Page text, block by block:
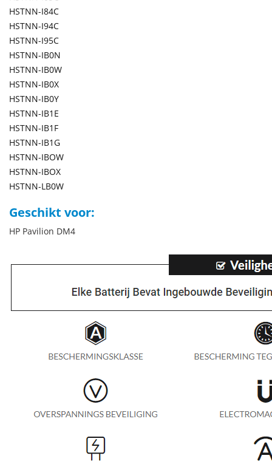
HSTNN-I84C
HSTNN-I94C
HSTNN-I95C
HSTNN-IB0N
HSTNN-IB0W
HSTNN-IB0X
HSTNN-IB0Y
HSTNN-IB1E
HSTNN-IB1F
HSTNN-IB1G
HSTNN-IBOW
HSTNN-IBOX
HSTNN-LB0W
Geschikt voor:
HP Pavilion DM4